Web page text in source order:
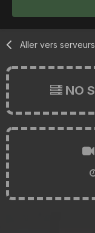
Aller vers serveurs
NO